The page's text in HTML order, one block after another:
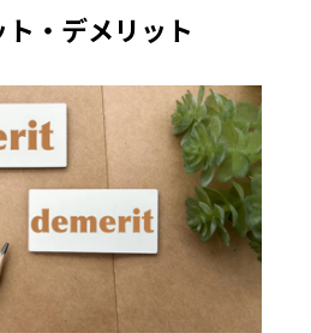
・デメリット